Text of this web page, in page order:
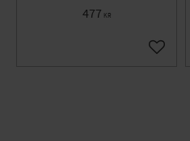
477 KR
Lägg